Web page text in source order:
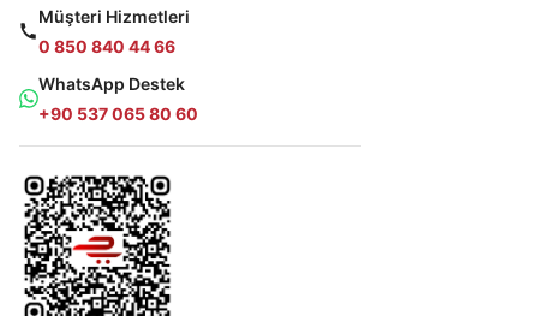
Müşteri Hizmetleri
0 850 840 44 66
WhatsApp Destek
+90 537 065 80 60